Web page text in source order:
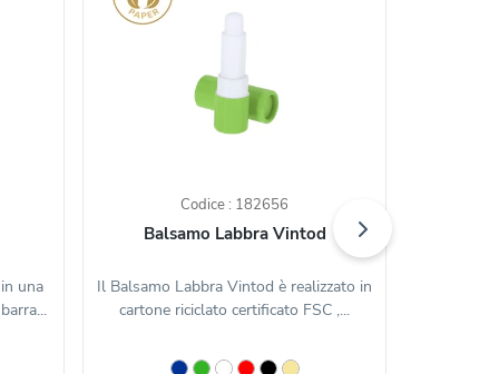
una
Codice : 182656
Balsamo Labbra Vintod
Il Balsamo Labbra Vintod è realizzato in
cartone riciclato certificato FSC ,...